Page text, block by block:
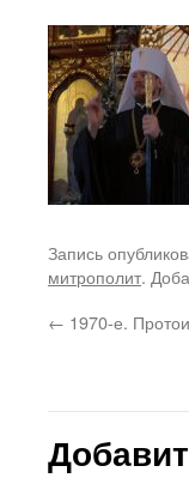
Запись
митрополит.
← 1970-е.